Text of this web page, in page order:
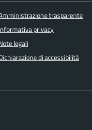
trasparente
privacy
legali
di accessibilità